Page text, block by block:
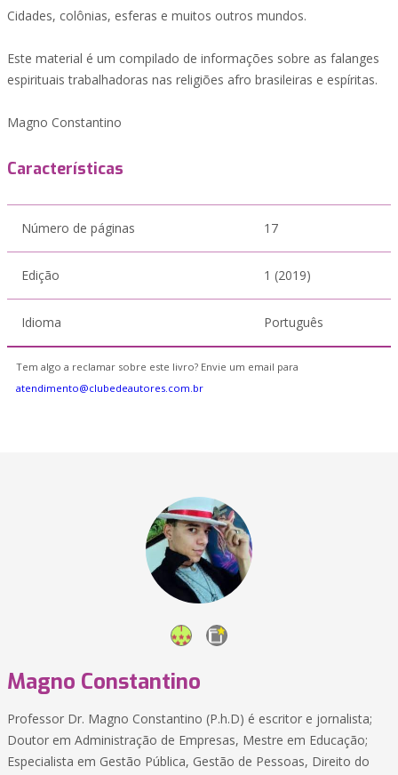
Cidades, colônias, esferas e muitos outros mundos.
Este material é um compilado de informações sobre as falanges
espirituais trabalhadoras nas religiões afro brasileiras e espíritas.
Magno Constantino
Características
Número de páginas 17
Edição 1 (2019)
Idioma Português
Tem algo a reclamar sobre este livro? Envie um email para
atendimento@clubedeautores.com.br
Magno Constantino
Professor Dr. Magno Constantino (P.h.D) é escritor e jornalista;
Doutor em Administração de Empresas, Mestre em Educação;
Especialista em Gestão Pública, Gestão de Pessoas, Direito do